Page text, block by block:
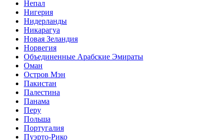
Непал
Нигерия
Нидерланды
Никарагуа
Новая Зеландия
Норвегия
Объединенные Арабские Эмираты
Оман
Остров Мэн
Пакистан
Палестина
Панама
Перу
Польша
Португалия
Пуэрто-Рико